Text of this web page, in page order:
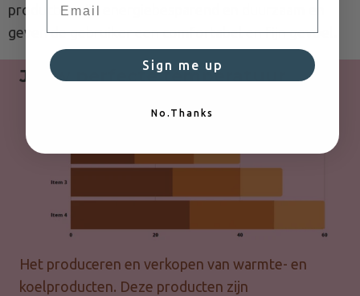
producten zijn energiebesparend en duurzaam en
geven de gebruiker een comfortabel en fijn gevoel.
Jouw perfecte temperatuur
Het produceren en verkopen van warmte- en
koelproducten. Deze producten zijn
Sign me up
No.Thanks